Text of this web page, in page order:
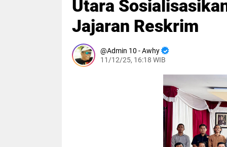
Utara
Jajaran Reskrim
Admin 10 - Awhy
11/12/25, 16:18 WIB